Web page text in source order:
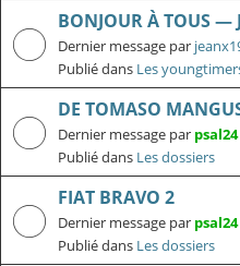
BONJOUR À TOUS —
Dernier message par
Publié dans Les
DE TOMASO
Dernier message par psal24
Publié dans Les dossiers
FIAT BRAVO 2
Dernier message par psal24
Publié dans Les dossiers